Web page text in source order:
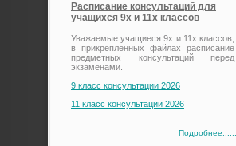
Расписание консультаций для
учащихся 9х и 11х классов
Уважаемые учащиеся 9х и 11х классов,
в прикрепленных файлах расписание
предметных консультаций перед
экзаменами.
9 класс консультации 2026
11 класс консультации 2026
Подробнее.......